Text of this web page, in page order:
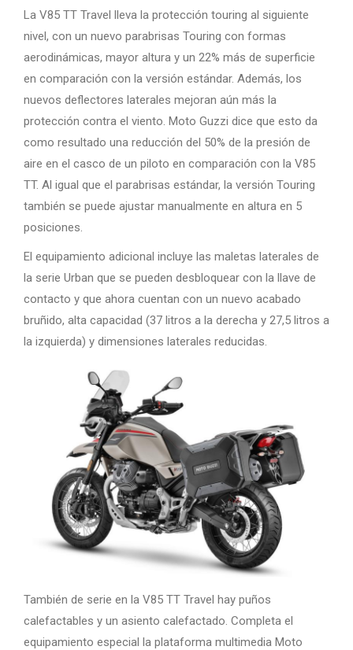
La V85 TT Travel lleva la protección touring al siguiente
nivel, con un nuevo parabrisas Touring con formas
aerodinámicas, mayor altura y un 22% más de superficie
en comparación con la versión estándar. Además, los
nuevos deflectores laterales mejoran aún más la
protección contra el viento. Moto Guzzi dice que esto da
como resultado una reducción del 50% de la presión de
aire en el casco de un piloto en comparación con la V85
TT. Al igual que el parabrisas estándar, la versión Touring
también se puede ajustar manualmente en altura en 5
posiciones.
El equipamiento adicional incluye las maletas laterales de
la serie Urban que se pueden desbloquear con la llave de
contacto y que ahora cuentan con un nuevo acabado
bruñido, alta capacidad (37 litros a la derecha y 27,5 litros a
la izquierda) y dimensiones laterales reducidas.
También de serie en la V85 TT Travel hay puños
calefactables y un asiento calefactado. Completa el
equipamiento especial la plataforma multimedia Moto